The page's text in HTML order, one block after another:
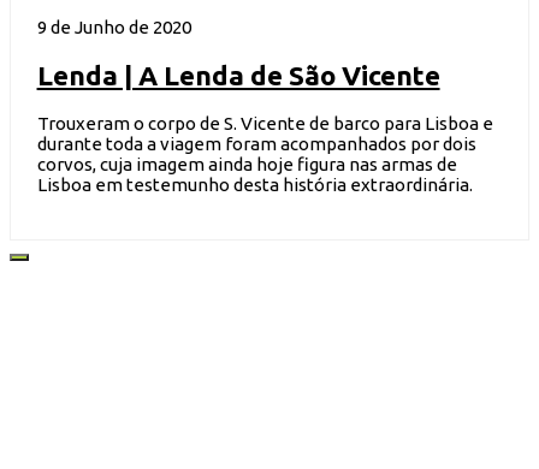
9 de Junho de 2020
Lenda | A Lenda de São Vicente
Trouxeram o corpo de S. Vicente de barco para Lisboa e
durante toda a viagem foram acompanhados por dois
corvos, cuja imagem ainda hoje figura nas armas de
Lisboa em testemunho desta história extraordinária.